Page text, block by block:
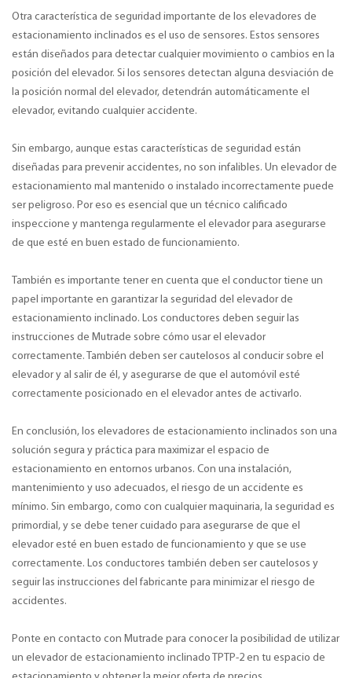
Otra característica de seguridad importante de los elevadores de
estacionamiento inclinados es el uso de sensores. Estos sensores
están diseñados para detectar cualquier movimiento o cambios en la
posición del elevador. Si los sensores detectan alguna desviación de
la posición normal del elevador, detendrán automáticamente el
elevador, evitando cualquier accidente.
Sin embargo, aunque estas características de seguridad están
diseñadas para prevenir accidentes, no son infalibles. Un elevador de
estacionamiento mal mantenido o instalado incorrectamente puede
ser peligroso. Por eso es esencial que un técnico calificado
inspeccione y mantenga regularmente el elevador para asegurarse
de que esté en buen estado de funcionamiento.
También es importante tener en cuenta que el conductor tiene un
papel importante en garantizar la seguridad del elevador de
estacionamiento inclinado. Los conductores deben seguir las
instrucciones de Mutrade sobre cómo usar el elevador
correctamente. También deben ser cautelosos al conducir sobre el
elevador y al salir de él, y asegurarse de que el automóvil esté
correctamente posicionado en el elevador antes de activarlo.
En conclusión, los elevadores de estacionamiento inclinados son una
solución segura y práctica para maximizar el espacio de
estacionamiento en entornos urbanos. Con una instalación,
mantenimiento y uso adecuados, el riesgo de un accidente es
mínimo. Sin embargo, como con cualquier maquinaria, la seguridad es
primordial, y se debe tener cuidado para asegurarse de que el
elevador esté en buen estado de funcionamiento y que se use
correctamente. Los conductores también deben ser cautelosos y
seguir las instrucciones del fabricante para minimizar el riesgo de
accidentes.
Ponte en contacto con Mutrade para conocer la posibilidad de utilizar
un elevador de estacionamiento inclinado TPTP-2 en tu espacio de